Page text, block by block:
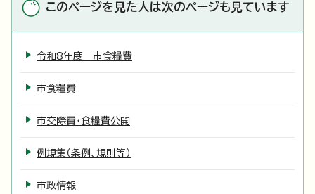
このページを見た人は次のページも見ています
令和8年度 市食糧費
市食糧費
市交際費・食糧費公開
例規集（条例、規則等）
市政情報